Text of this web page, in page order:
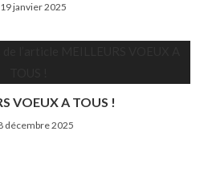
19 janvier 2025
VOEUX A TOUS !
décembre 2025